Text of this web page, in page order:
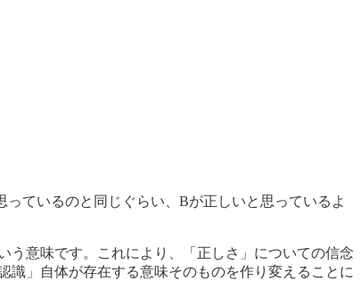
ているのと同じぐらい、Bが正しいと思っているよ
う意味です。これにより、「正しさ」についての信念
識」自体が存在する意味そのものを作り変えることに